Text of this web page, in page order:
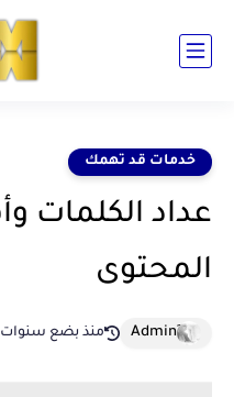
خدمات قد تهمك
عداد الكلمات
المحتوى
منذ بضع سنوات